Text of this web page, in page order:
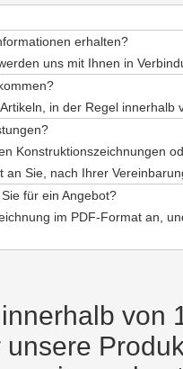
erhalten?
uns mit Ihnen in
in der Regel innerhalb
Konstruktionszeichnungen
an Sie, nach Ihrer
für ein Angebot?
im PDF-Format an,
von